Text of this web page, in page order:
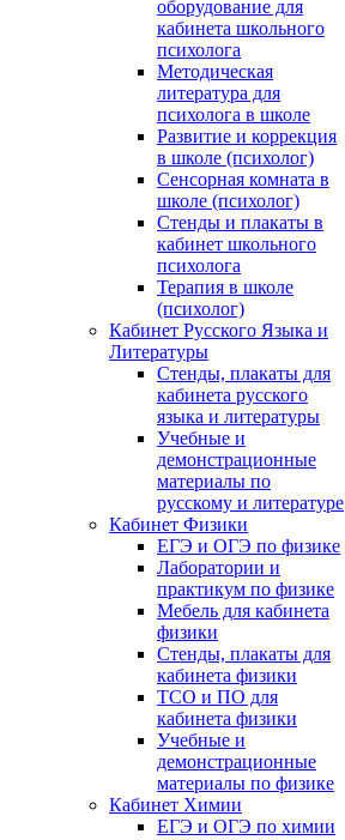
оборудование для
кабинета школьного
психолога
Методическая
литература для
психолога в школе
Развитие и коррекция
в школе (психолог)
Сенсорная комната в
школе (психолог)
Стенды и плакаты в
кабинет школьного
психолога
Терапия в школе
(психолог)
Кабинет Русского Языка и
Литературы
Стенды, плакаты для
кабинета русского
языка и литературы
Учебные и
демонстрационные
материалы по
русскому и литературе
Кабинет Физики
ЕГЭ и ОГЭ по физике
Лаборатории и
практикум по физике
Мебель для кабинета
физики
Стенды, плакаты для
кабинета физики
ТСО и ПО для
кабинета физики
Учебные и
демонстрационные
материалы по физике
Кабинет Химии
ЕГЭ и ОГЭ по химии